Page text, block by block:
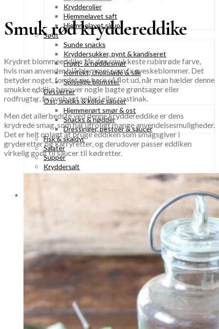
Krydderolier
Hjemmelavet saft
Hjemmelavet sirup
Sødt
Sunde snacks
Kryddersukker, pynt & kandiseret
Frugt- & nøddesmør
Konfekt, chokolade & slik
Spiselige blomster
Desserter
Ost, snacks & kolde saucer
Hjemmerørt smør & ost
Snacks & nødder
Dressinger, pestoer & saucer
Fisk & skaldyr
Salater
Supper
Kryddersalt
Bålmad
Cannellinibønner
Sorte bønner
Spiselige blomster
Ramsløgblomster
Mælkebøtter
Syrener
Roser
Smuk rød kryddereddike
Krydret blommeeddike får den smukkeste rubinrøde farve,
hvis man anvender blå blommer som fx sveskeblommer. Det
betyder noget, for det ser bare så flot ud, når man hælder denne
smukke eddike henover nogle bagte grøntsager eller
rodfrugter, fx ovnbagt selleri eller pastinak.
Men det allerbedste ved denne kryddereddike er dens
krydrede smag, som har utroligt mange anvendelsesmuligheder.
Det er helt oplagt at bruge eddiken som smagsgiver i
gryderetter og karryretter, og derudover passer eddiken
virkelig godt til saucer til kødretter.